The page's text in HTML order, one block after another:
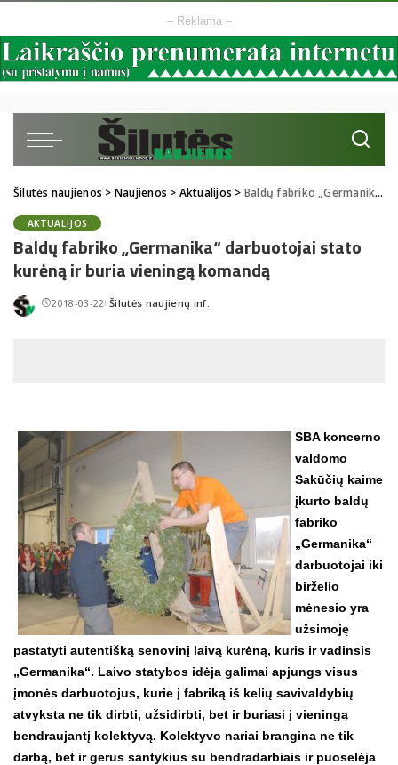
– Reklama –
Šilutės naujienos > Naujienos > Aktualijos > Baldų fabriko „Germanika“ darbuotojai stato kurėną ir buria vieningą komandą
AKTUALIJOS
Baldų fabriko „Germanika“ darbuotojai stato
kurėną ir buria vieningą komandą
2018-03-22Posted
Šilutės naujienų inf.
SBA koncerno
valdomo
Sakūčių kaime
įkurto baldų
fabriko
„Germanika“
darbuotojai iki
birželio
mėnesio yra
užsimoję
pastatyti autentišką senovinį laivą kurėną, kuris ir vadinsis
„Germanika“. Laivo statybos idėja galimai apjungs visus
įmonės darbuotojus, kurie į fabriką iš kelių savivaldybių
atvyksta ne tik dirbti, užsidirbti, bet ir buriasi į vieningą
bendraujantį kolektyvą. Kolektyvo nariai brangina ne tik
darbą, bet ir gerus santykius su bendradarbiais ir puoselėja